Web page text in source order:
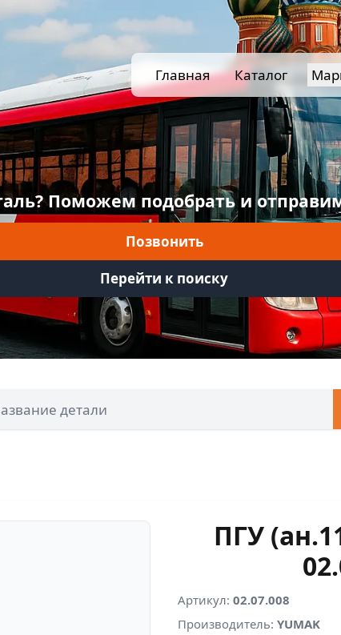
Главная Каталог
Поможем подобрать и
Позвонить
Перейти к поиску
ПГУ
Артикул: 02.07.008
Производитель: YUMAK